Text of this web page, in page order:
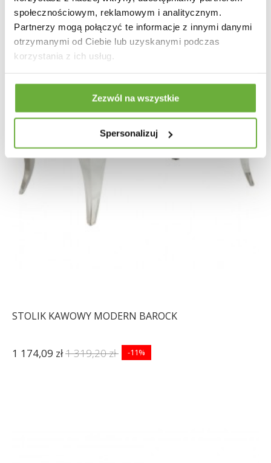
społecznościowym, reklamowym i analitycznym.
Partnerzy mogą połączyć te informacje z innymi danymi
otrzymanymi od Ciebie lub uzyskanymi podczas
korzystania z ich usług.
Zezwól na wszystkie
Spersonalizuj
STOLIK KAWOWY MODERN BAROCK
1 174,09 zł1 319,20 zł -11%